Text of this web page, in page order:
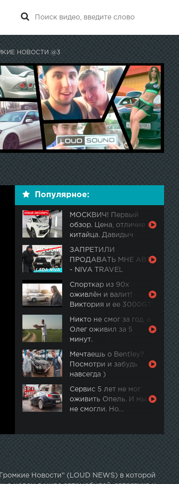
НОВОСТИ @3
Популярное:
МОСКВИЧ! Первый
обзор. Цена, отличие от
китайца. Давидыч
ЗАПРЕТИЛИ
ПРОДАВАТЬ МНЕ АВТО
- NIVA TRAVEL
Спорткар из 90х
оживлён и валит!
Виктория и ее 3000GT.
Никто не смог за год, а
Олег оживил за 5
минут.
Мечтаешь о Bentley?
Посмотри и забудь
навсегда )
Сервис 5 лет не мог
оживить Опель. И мы
не смогли. Но…
Новости" (LOUD NEWS) в которой